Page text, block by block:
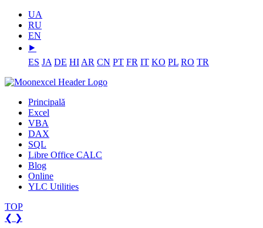
UA
RU
EN
⯈
ES JA DE HI AR CN PT FR IT KO PL RO TR
Principală
Excel
VBA
DAX
SQL
Libre Office CALC
Blog
Online
YLC Utilities
TOP
❮ ❯